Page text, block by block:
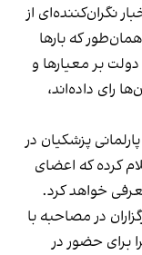
نگران‌کننده‌ای از
که بارها
بر معیارها و
رای داده‌اند،
پزشکیان در
کرده که اعضای
خواهد کرد.
در مصاحبه با
برای حضور در